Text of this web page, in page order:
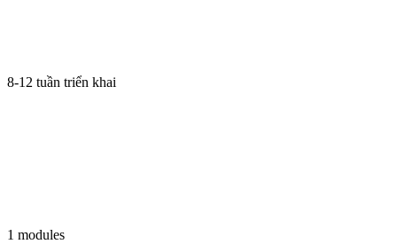
8-12 tuần triển khai
1 modules